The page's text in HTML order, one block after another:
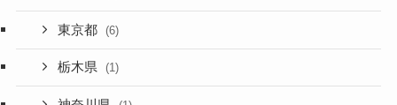
東京都 (6)
栃木県 (1)